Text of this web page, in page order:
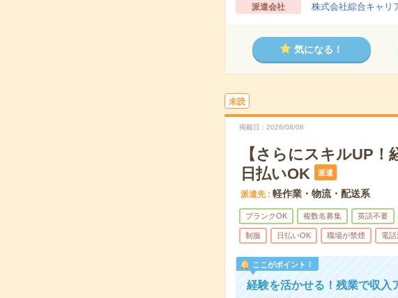
派遣会社 株式会社綜合キャリ
気になる！
未読
掲載日 2026/08/08
【さらにスキルUP
日払いOK
派遣
派遣先 軽作業・物流・配送系
ブランクOK 複数名募集 英語不要
制服 日払いOK 職場が禁煙 電話
ここがポイント！
経験を活かせる！残業で収入